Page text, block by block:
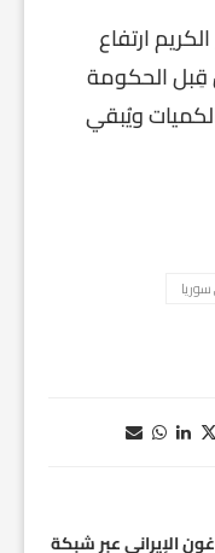
ارتفاع
قِبل الحكومة
ويُبقي
الإيراني عبر شبكة